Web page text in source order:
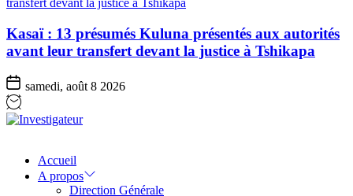
Kasaï : 13 présumés Kuluna présentés aux autorités
avant leur transfert devant la justice à Tshikapa
samedi, août 8 2026
Accueil
A propos
Direction Générale